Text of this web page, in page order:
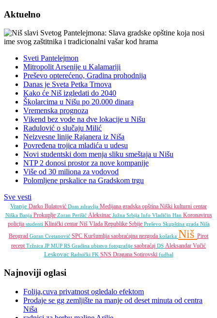
Aktuelno
Sveti Pantelejmon
Mitropolit Arsenije u Kalamariji
Preševo opterećeno, Gradina prohodnija
Danas je Sveta Petka Trnova
Kako će Niš izgledati do 2040
Školarcima u Nišu po 20.000 dinara
Vremenska prognoza
Vikend bez vode na dve lokacije u Nišu
Radulović o slučaju Milić
Neizvesne linije Rajanera iz Niša
Povređena trojica mladića u udesu
Novi studentski dom menja sliku smeštaja u Nišu
NTP 2 donosi prostor za nove kompanije
Više od 30 miliona za vodovod
Polomljene prskalice na Gradskom trgu
Sve vesti
Vranje Darko Bulatović Dom zdravlja Medijana gradska opština Niški kulturni centar
Niška Banja Prokuplje Zoran Perišić Aleksinac Južna Srbija Info Vladičin Han Koronavirus
policija studenti Klinički centar Niš Vlada Republike Srbije Preševo Skupština grada Niša
Beograd Goran Cvetanović SPC Kuršumlija saobraćajna nezgoda košarka Niš Pirot
receptTržnica JP MUP RS Gradina ubistvo fotografije saobraćaj DS Aleksandar Vučić
Leskovac Radnički FK SNS Dragana Sotirovski fudbal
Najnoviji oglasi
Folija,cuva privatnost ogledalo efektom
Prodaje se gg zemljište na manje od deset minuta od centra
Niša